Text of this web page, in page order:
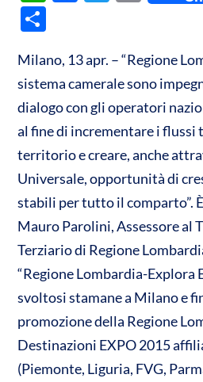
s
A
p
p
b
o
o
k
er
n
di
vi
di
Milano, 13 apr. – “Regione
sistema camerale sono
dialogo con gli operatori
al fine di incrementare i
territorio e creare, anche
Universale, opportunità di
stabili per tutto il comparto”.
Mauro Parolini, Assessore al
Terziario di Regione
“Regione Lombardia-Explora
svoltosi stamane a Milano e
promozione della Regione
Destinazioni EXPO 2015
(Piemonte, Liguria, FVG,